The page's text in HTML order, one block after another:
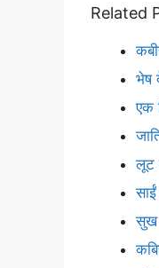
Related
भेष
एक
लूट
सुख